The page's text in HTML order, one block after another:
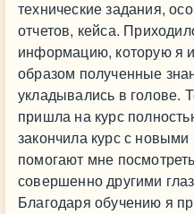
технические задания,
отчетов, кейса.
информацию, которую я
образом полученные
укладывались в голове.
пришла на курс
закончила курс с
помогают мне
совершенно другими
Благодаря обучению я